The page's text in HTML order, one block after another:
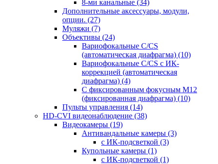
8-ми канальные (34)
Дополнительные аксессуары, модули,
опции. (27)
Муляжи (7)
Объективы (24)
Вариофокальные C/CS
(автоматическая диафрагма) (10)
Вариофокальные C/CS с ИК-
коррекцией (автоматическая
диафрагма) (4)
С фиксированным фокусным М12
(фиксированная диафрагма) (10)
Пульты управления (14)
HD-CVI видеонаблюдение (38)
Видеокамеры (19)
Антивандальные камеры (3)
с ИК-подсветкой (3)
Купольные камеры (1)
с ИК-подсветкой (1)